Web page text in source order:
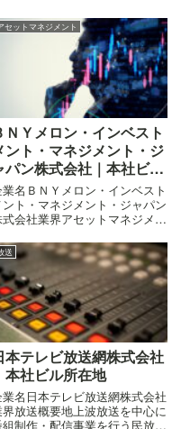
セットマネジメント
ＮＹメロン・インベスト
ント・マネジメント・ジ
パン株式会社｜本社ビル
在地
名ＢＮＹメロン・インベスト
ント・マネジメント・ジャパン
会社業界アセットマネジメン
投資家向け運用を提供企業の
要はこちら所在地〒100-0005
都千代田区丸の内一丁目8-3
内トラストタワ...
送
本テレビ放送網株式会社
本社ビル所在地
名日本テレビ放送網株式会社
放送概要地上波放送を中心に
制作・配信事業を行う民放テ